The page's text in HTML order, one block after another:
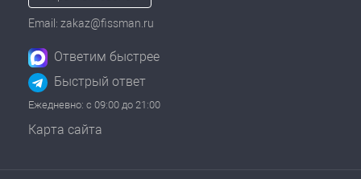
Email: zakaz@fissman.ru
Ответим быстрее
Быстрый ответ
Ежедневно: с 09:00 до 21:00
Карта сайта